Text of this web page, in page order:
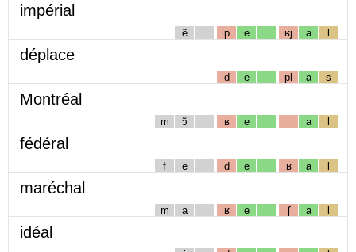
impérial
ẽ p e ʁj a l
déplace
d e pl a s
Montréal
m ɔ̃ ʁ e a l
fédéral
f e d e ʁ a l
maréchal
m a ʁ e ʃ a l
idéal